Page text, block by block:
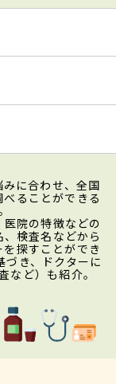
に合わせ、全国
ることができる
院の特徴などの
検査名などから
探すことができ
づき、ドクターに
など）も紹介。